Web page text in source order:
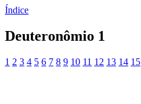
Índice
Deuteronômio 1
1 2 3 4 5 6 7 8 9 10 11 12 13 14 15